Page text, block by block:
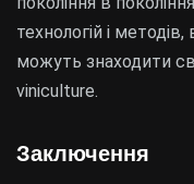
технологій і
можуть знаходити
viniculture.
Заключення